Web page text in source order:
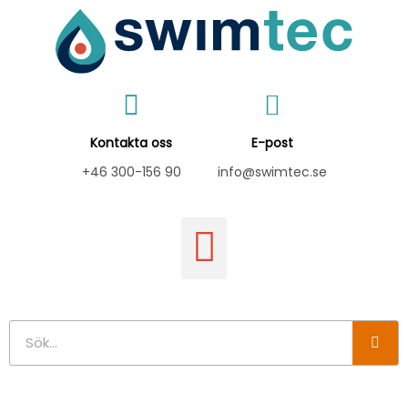
Kontakta oss
+46 300-156 90
E-post
info@swimtec.se